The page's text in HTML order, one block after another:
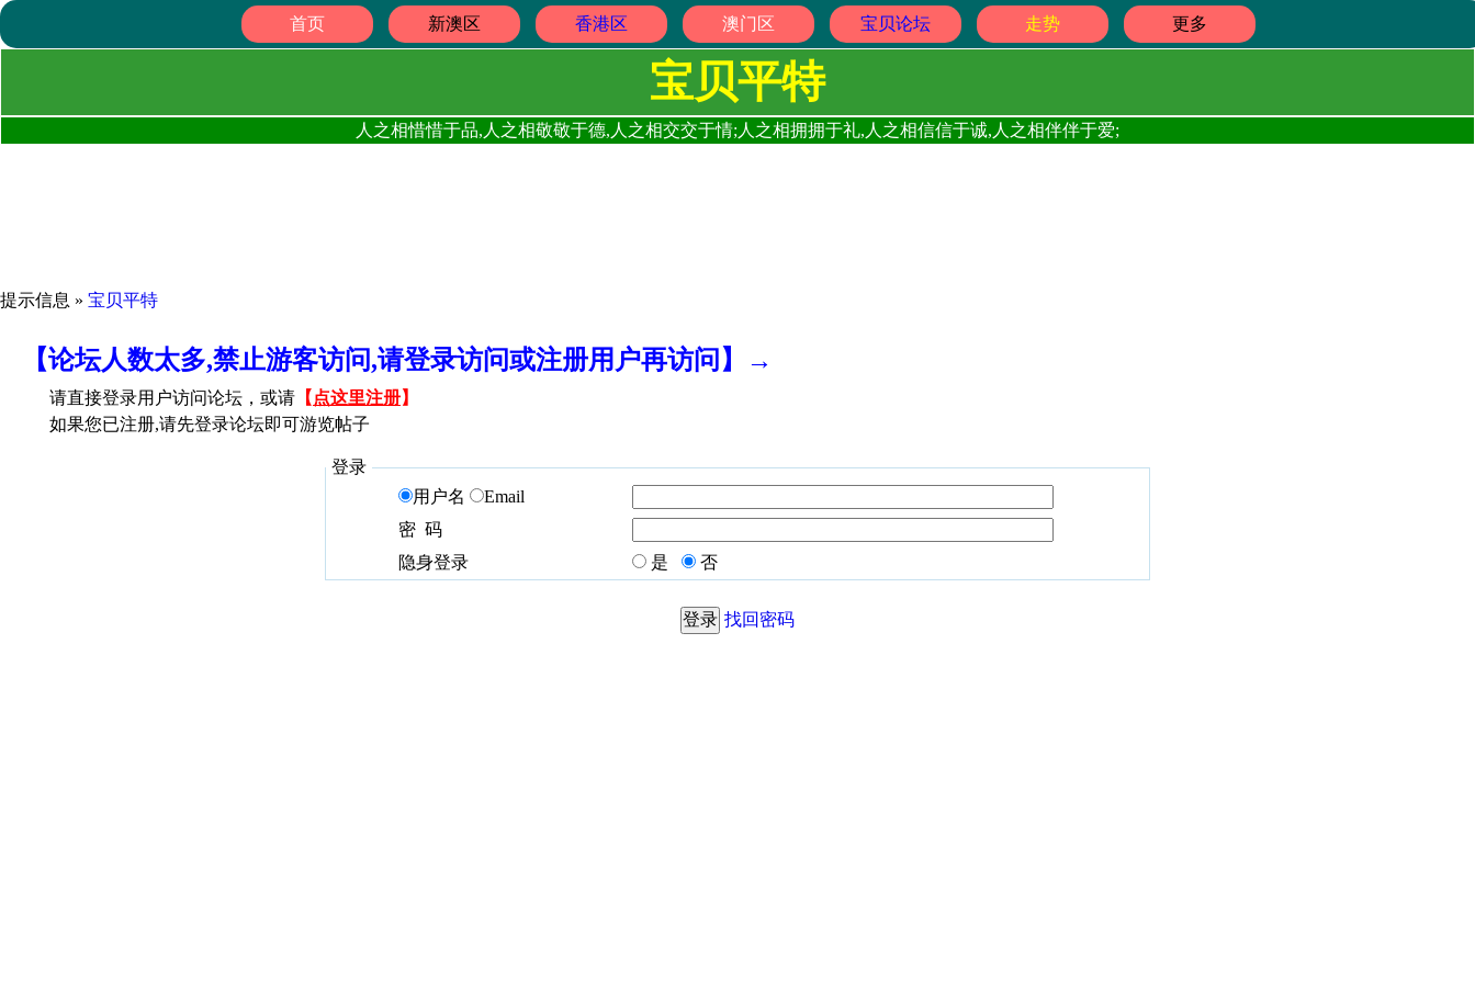
首页 新澳区 香港区 澳门区 宝贝论坛 走势 更多
宝贝平特
人之相惜惜于品,人之相敬敬于德,人之相交交于情;人之相拥拥于礼,人之相信信于诚,人之相伴伴于爱;
提示信息 » 宝贝平特
【论坛人数太多,禁止游客访问,请登录访问或注册用户再访问】→
请直接登录用户访问论坛，或请 【 点这里注册】
如果您已注册,请先登录论坛即可游览帖子
登录
用户名
Email
密 码
隐身登录
是 否
找回密码